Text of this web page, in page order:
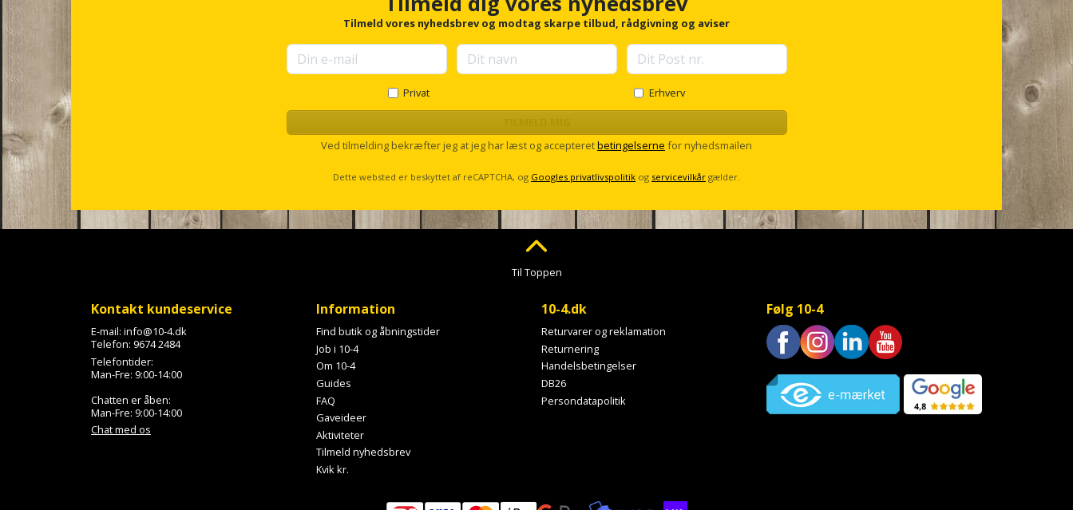
Tilmeld vores nyhedsbrev og modtag skarpe tilbud, rådgivning og aviser
Privat Erhverv
Ved tilmelding bekræfter jeg at jeg har læst og accepteretbetingelserne for nyhedsmailen
Dette websted er beskyttet af reCAPTCHA, og Googles privatlivspolitik og servicevilkår gælder.
Til Toppen
Kontakt kundeservice
E-mail: info@10-4.dk
Telefon: 9674 2484
Telefontider:
Man-Fre: 9:00-14:00
Chatten er åben:
Man-Fre: 9:00-14:00
Chat med os
Information
Find butik og åbningstider
Job i 10-4
Om 10-4
Guides
FAQ
Gaveideer
Aktiviteter
Tilmeld nyhedsbrev
Kvik kr.
10-4.dk
Returvarer og reklamation
Returnering
Handelsbetingelser
DB26
Persondatapolitik
Følg 10-4